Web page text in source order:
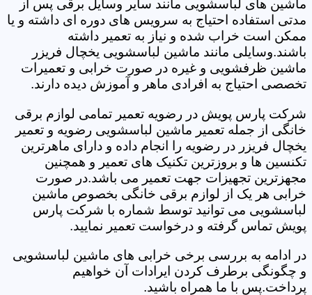
ماشین های لباسشویی مانند سایر وسایل برقی پس از
مدتی استفاده احتیاج به سرویس های دوره ای داشته و یا
ممکن است خراب شده و نیاز به تعمیر داشته
باشند.وسایلی مانند ماشین لباسشویی یخچال فریزر
ماشین ظرفشویی و غیره در صورت خرابی و تعمیرات
تخصصی احتیاج به افرادی ماهر و آموزش دیده دارند.
شرکت پارس پویش در رضویه تعمیر تمامی لوازم برقی
خانگی از جمله تعمیر ماشین لباسشویی رضویه و تعمیر
یخچال فریزر در رضویه را انجام داده و دارای ماهرترین
تکنسین ها و بروزترین تکنیک های تعمیر و همچنین
مجهزترین تجهیزات جهت تعمیر می باشد.در صورت
خرابی هر یک از لوازم برقی خانگی بخصوص ماشین
لباسشویی می توانید توسط شماره با شرکت پارس
پویش تماس گرفته و درخواست تعمیر نمایید.
در ادامه به بررسی برخی خرابی های ماشین لباسشویی
و چگونگی برطرف کردن ایرادات آن خواهیم
پرداخت.پس با ما همراه باشید.